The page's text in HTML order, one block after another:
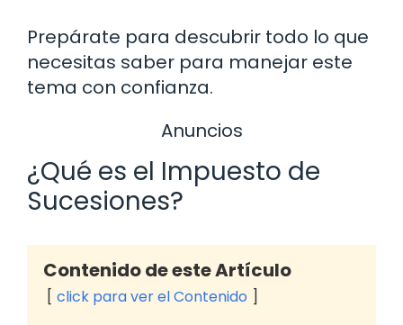
Prepárate para descubrir todo lo que
necesitas saber para manejar este
tema con confianza.
Anuncios
¿Qué es el Impuesto de
Sucesiones?
Contenido de este Artículo
click para ver el Contenido